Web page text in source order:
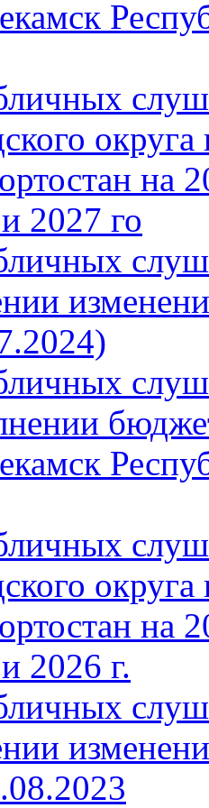
на
2027 го
на
2026 г.